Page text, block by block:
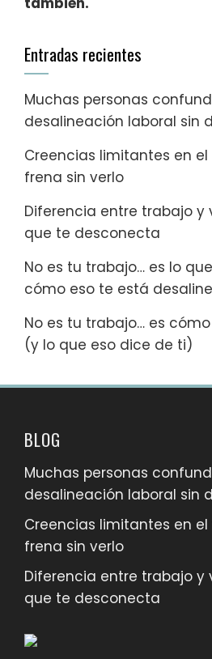
Entradas recientes
Muchas personas
desalineación laboral sin
Creencias limitantes en
frena sin verlo
Diferencia entre trabajo y
que te desconecta
No es tu trabajo… es lo
cómo eso te está
No es tu trabajo… es
(y lo que eso dice de ti)
BLOG
Muchas personas
desalineación laboral sin
Creencias limitantes en
frena sin verlo
Diferencia entre trabajo y
que te desconecta